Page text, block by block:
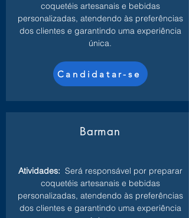
coquetéis artesanais e bebidas
personalizadas, atendendo às preferências
dos clientes e garantindo uma experiência
única.
Candidatar-se
Barman
Atividades: Será responsável por preparar
coquetéis artesanais e bebidas
personalizadas, atendendo às preferências
dos clientes e garantindo uma experiência